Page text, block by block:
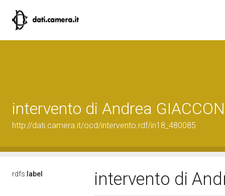
intervento di Andrea
http://dati.camera.it/ocd/intervento.rdf/in18_480085
rdfs: label intervento di